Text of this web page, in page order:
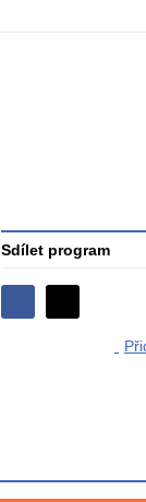
Sdílet program
Sdílejte